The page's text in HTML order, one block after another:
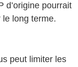
d’origine pourrait
long terme.
peut limiter les